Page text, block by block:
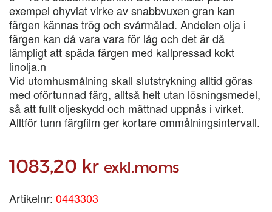
exempel ohyvlat virke av snabbvuxen gran kan
färgen kännas trög och svårmålad. Andelen olja i
färgen kan då vara vara för låg och det är då
lämpligt att späda färgen med kallpressad kokt
linolja.n
Vid utomhusmålning skall slutstrykning alltid göras
med oförtunnad färg, alltså helt utan lösningsmedel,
så att fullt oljeskydd och mättnad uppnås i virket.
Alltför tunn färgfilm ger kortare ommålningsintervall.
1083,20 kr exkl.moms
Artikelnr: 0443303